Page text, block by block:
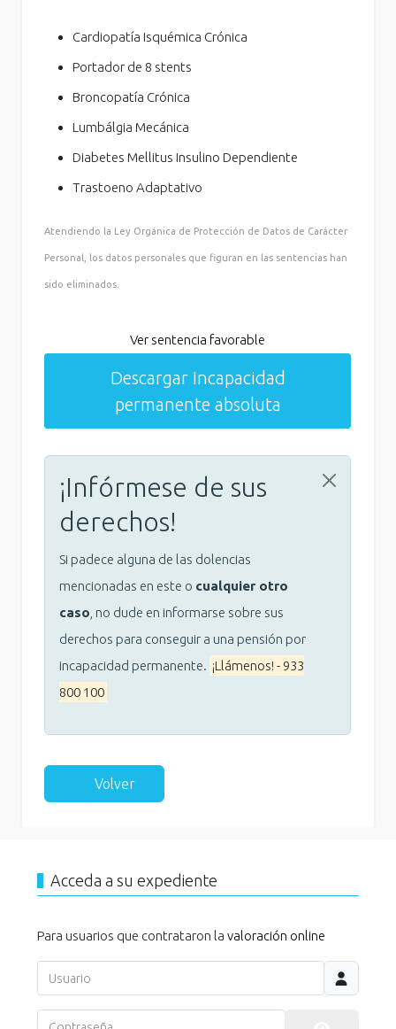
Cardiopatía Isquémica Crónica
Portador de 8 stents
Broncopatía Crónica
Lumbálgia Mecánica
Diabetes Mellitus Insulino Dependiente
Trastoeno Adaptativo
Atendiendo la Ley Orgánica de Protección de Datos de Carácter
Personal, los datos personales que figuran en las sentencias han
sido eliminados.
Ver sentencia favorable
Descargar Incapacidad
permanente absoluta
¡Infórmese de sus
derechos!
Si padece alguna de las dolencias
mencionadas en este o cualquier otro
caso , no dude en informarse sobre sus
derechos para conseguir a una pensión por
incapacidad permanente. ¡Llámenos! - 933
800 100
Volver
Acceda a su expediente
Para usuarios que contrataron la valoración online
Usuario
Contraseña